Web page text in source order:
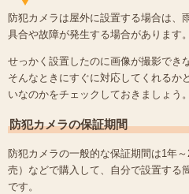
防犯カメラは屋外に設置する場合は、
具合や故障が発生する場合があります。
せっかく設置したのに画像が撮影でき
そんなときにすぐに対応してくれるか
いなのかをチェックしておきましょう。
防犯カメラの保証期間
防犯カメラの一般的な保証期間は1年
売）などで購入して、自分で設置する
です。